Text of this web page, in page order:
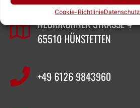
Cookie-RichtlinieDatenschutz
SASCHA ZEIGNER
NEUKIRCHNER STRASSE 4
65510 HÜNSTETTEN
+49 6126 9843960‬